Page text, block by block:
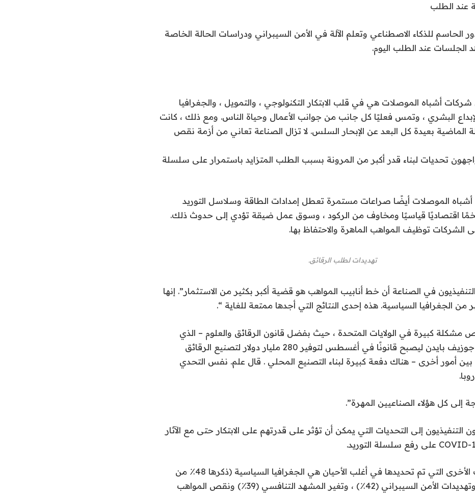
عند الطلب
الحاسم للذكاء الاصطناعي وتعلم الآلة في الأمن السيبراني ودراسات الحالة الخاصة
الجلسات عند الطلب اليوم.
شركات أشباه الموصلات هي في قلب الابتكار التكنولوجي ، والتمويل ، والجغرافيا
البشري ، وتمس فعليًا كل جانب من جوانب الأعمال وحياة الناس. ومع ذلك ، كانت
الماضية بعيدة كل البعد عن الإبحار السلس. لا تزال الصناعة تعاني من أزمة نقص
تحديات لبناء قدر أكبر من المرونة بسبب الطلب المتزايد باستمرار على سلسلة
الموصلات أيضًا صراعات مستمرة تعطل إمدادات الطاقة وسلاسل التوريد
اقتصاديًا قياسيًا ومخاوف من الركود ، وسوق عمل ضيقة تؤدي إلى حدوث ذلك.
توظيف المواهب الماهرة والاحتفاظ بها.
تهديدات لطلب الرقائق.
في الصناعة أن خط أنابيب المواهب هو قضية أكبر بكثير من الاستثمار”. إنها
من الجغرافيا السياسية. هذه إحدى النتائج التي أجدها ممتعة للغاية “.
مشكلة كبيرة في الولايات المتحدة ، حيث بفضل قانون الرقائق والعلوم – الذي
وقعه الرئيس جوزيف بايدن ليصبح قانونًا في أغسطس لتوفير 280 مليار دولار لتصنيع الرقائق
بين أمور أخرى – هناك دفعة كبيرة لبناء التصنيع المحلي . قال علم. نفس التحدي
إلى كل هؤلاء الصناعيين المهرة”.
التنفيذيون إلى التحديات التي يمكن أن تؤثر على قدرتهم على الابتكار حتى مع الآثار
كانت التحديات الأخرى التي تم تحديدها في أغلب الأحيان هي الجغرافيا السياسية (ذكرها 48٪ من
المشاركين) ، وتهديدات الأمن السيبراني (42٪) ، وتغير المشهد التنافسي (39٪) ونقص المواهب